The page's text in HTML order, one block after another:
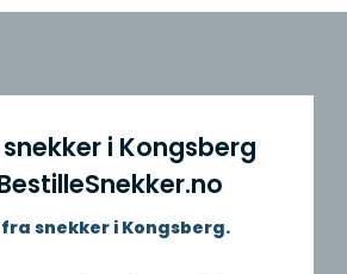
i Kongsberg
snekker i Kongsberg.